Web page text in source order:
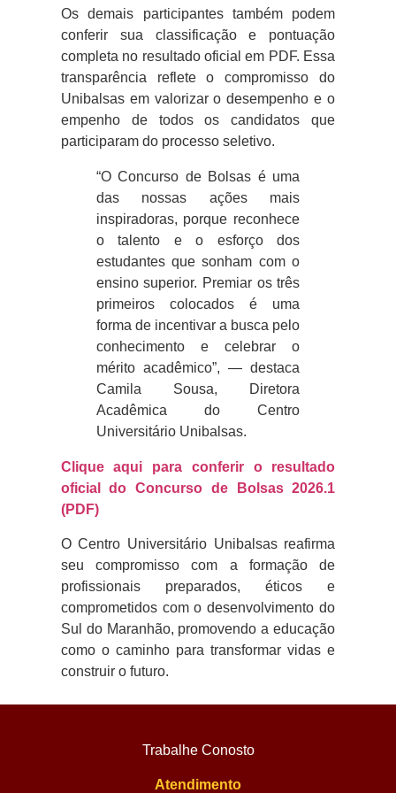
Osdemais participantestambém podem
conferir sua classificação e pontuação
completa no resultado oficial em PDF. Essa
transparência reflete o compromisso do
Unibalsas em valorizar o desempenho e o
empenho de todos os candidatos que
participaram do processo seletivo.
“O Concurso de Bolsas é uma
das nossas ações mais
inspiradoras, porque reconhece
o talento e o esforço dos
estudantes que sonham com o
ensino superior. Premiar os três
primeiros colocados é uma
forma de incentivar a busca pelo
conhecimento e celebrar o
mérito acadêmico”, — destaca
Camila Sousa, Diretora
Acadêmica do Centro
Universitário Unibalsas.
Clique aqui para conferir o resultado
oficial do Concurso de Bolsas 2026.1
(PDF)
OCentro Universitário Unibalsasreafirma
seu compromisso com a formação de
profissionais preparados, éticos e
comprometidos com o desenvolvimento do
Sul do Maranhão, promovendo a educação
como o caminho para transformar vidas e
construir o futuro.
Trabalhe Conosto
Atendimento